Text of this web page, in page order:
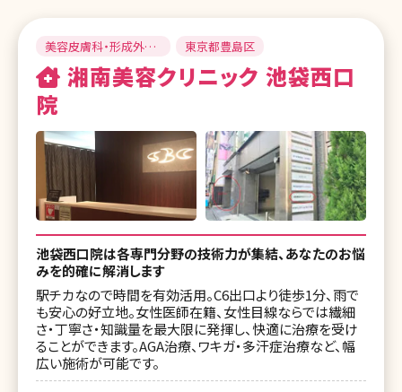
美容皮膚科・形成外
科・美容外科
東京都豊島区
湘南美容クリニック 池袋西口
院
池袋西口院は各専門分野の技術力が集結、あなたのお悩
みを的確に解消します
駅チカなので時間を有効活用。C6出口より徒歩1分、雨で
も安心の好立地。女性医師在籍、女性目線ならでは繊細
さ・丁寧さ・知識量を最大限に発揮し、快適に治療を受け
ることができます。AGA治療、ワキガ・多汗症治療など、幅
広い施術が可能です。